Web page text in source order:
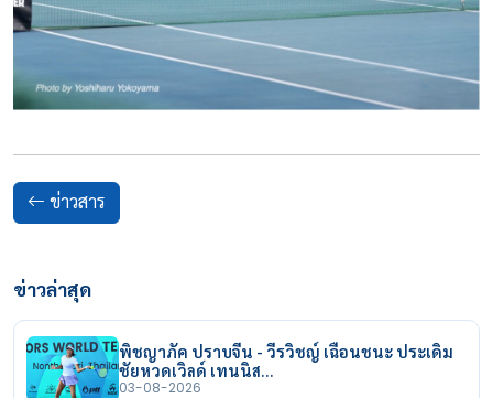
ข่าวสาร
ข่าวล่าสุด
พิชญาภัค ปราบจีน - วีรวิชญ์ เฉือนชนะ ประเดิม
ชัยหวดเวิลด์ เทนนิส…
03-08-2026